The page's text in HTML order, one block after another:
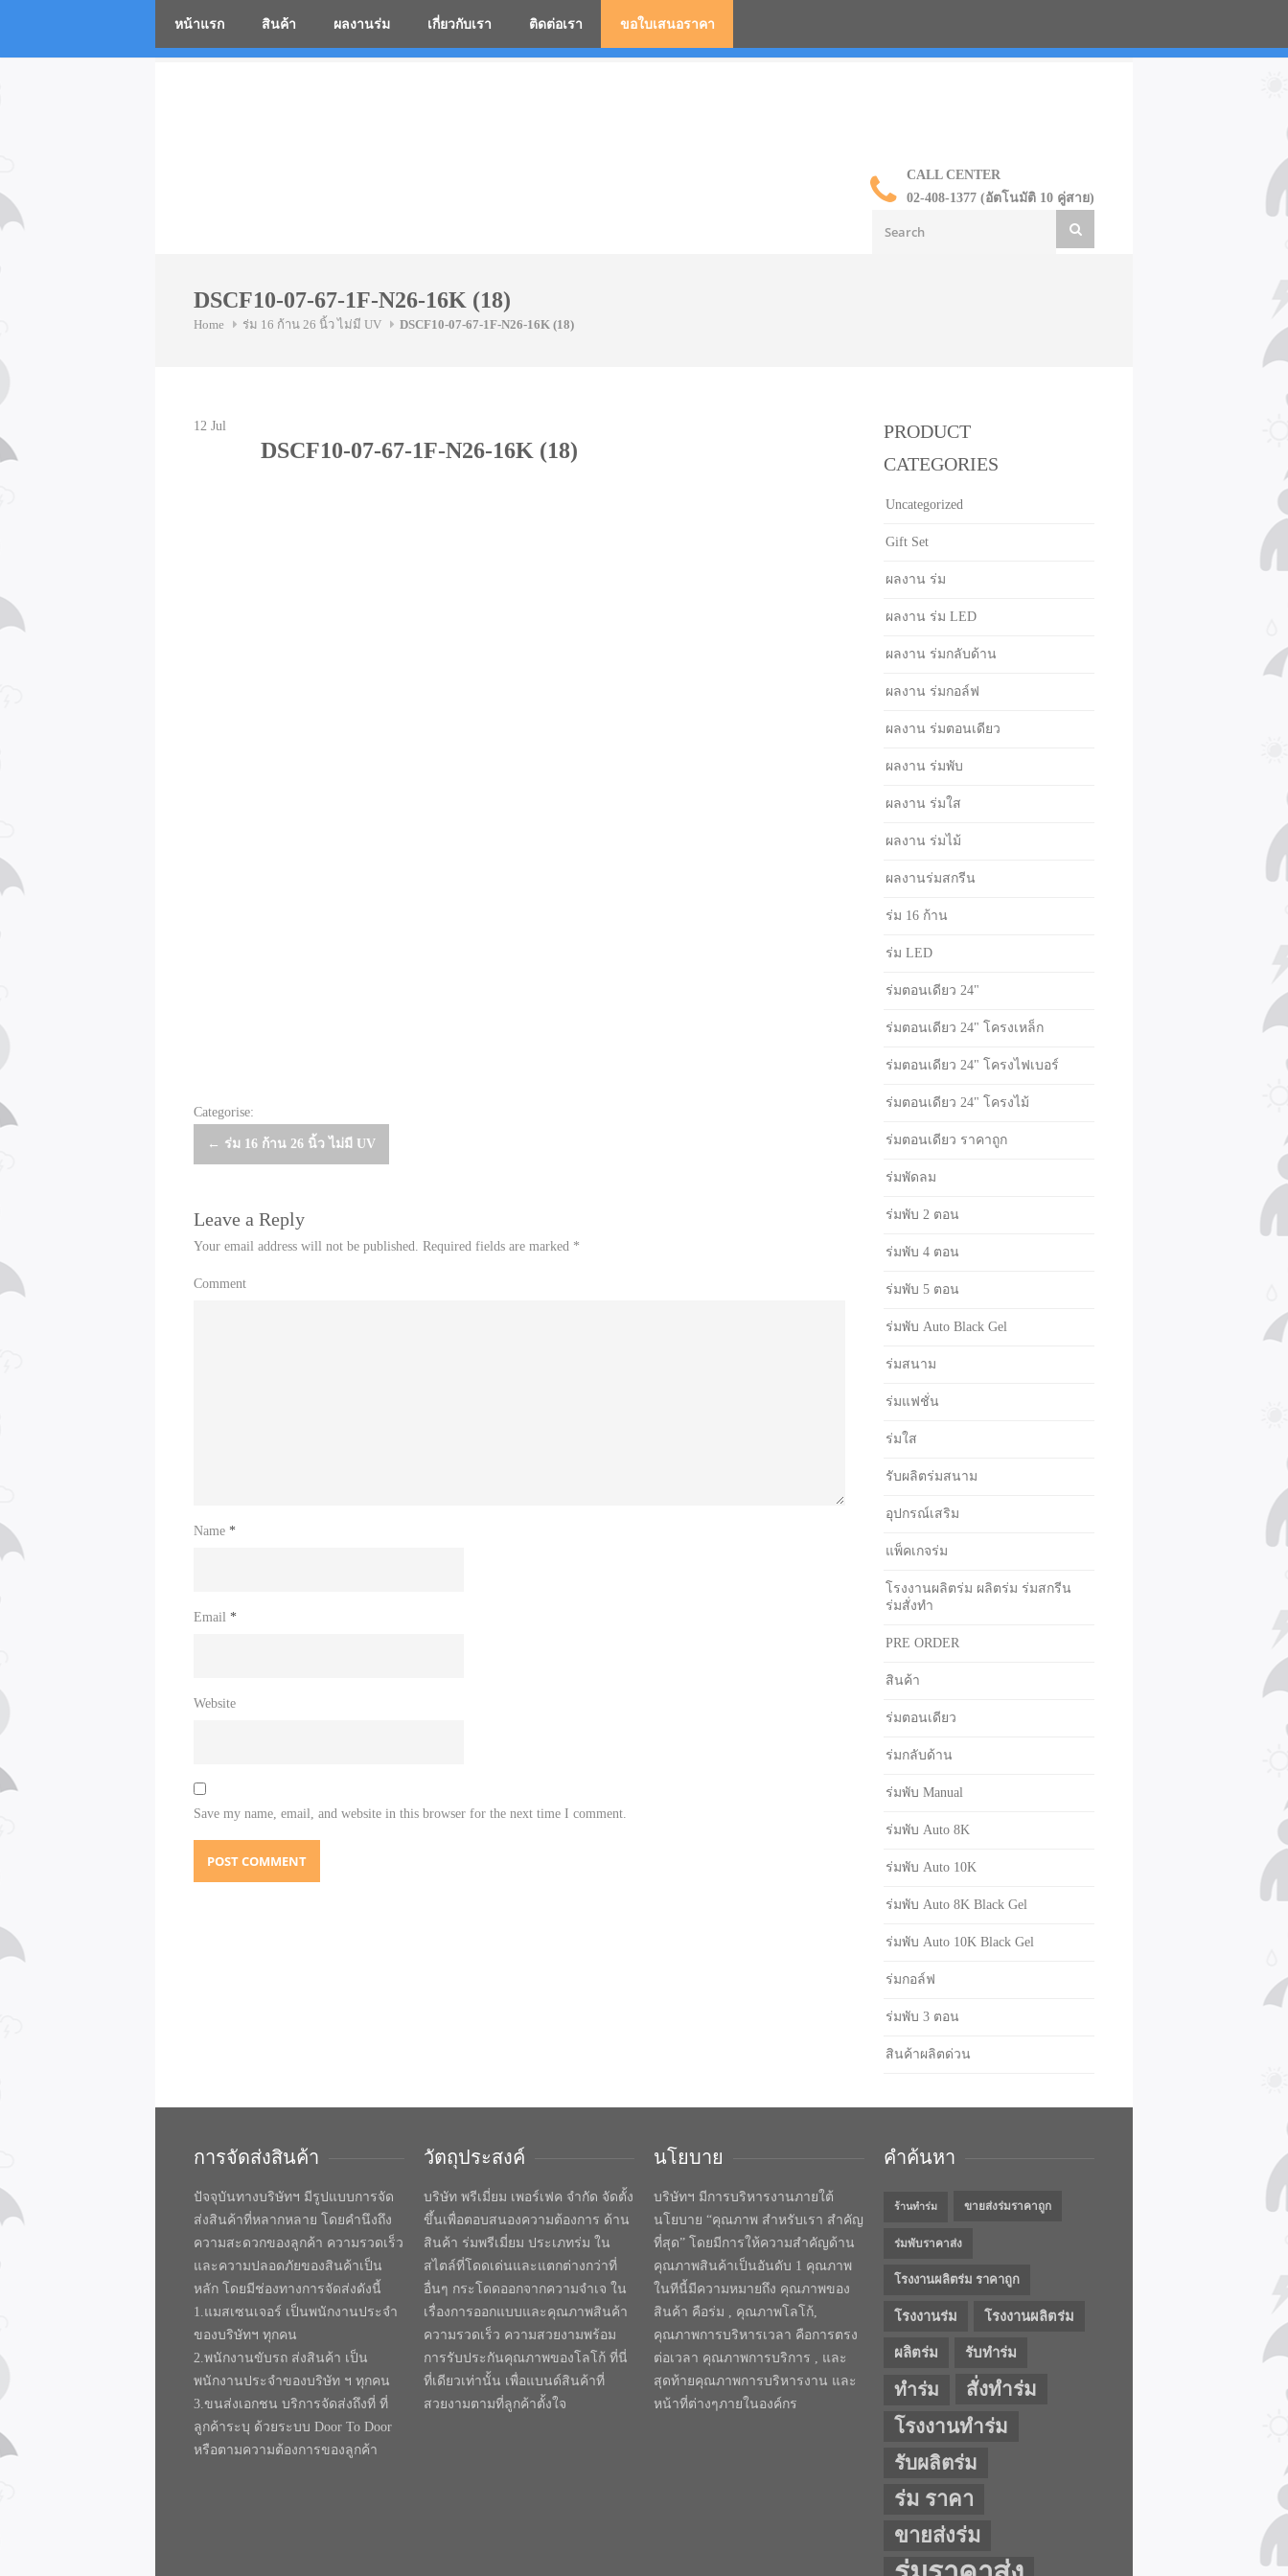
CALL CENTER
02-408-1377 (อัตโนมัติ 10 คู่สาย)
หน้าแรก สินค้า ผลงานร่ม เกี่ยวกับเรา ติดต่อเรา ขอใบเสนอราคา
DSCF10-07-67-1F-N26-16K (18)
Home ร่ม 16 ก้าน 26 นิ้ว ไม่มี UV DSCF10-07-67-1F-N26-16K (18)
12 Jul
DSCF10-07-67-1F-N26-16K (18)
Categorise:
Post
← ร่ม 16 ก้าน 26 นิ้ว ไม่มี UV
Leave a Reply
Your email address will not be published. Required fields are marked *
Comment
Name *
Email *
Website
Save my name, email, and website in this browser for the next time I comment.
PRODUCT
CATEGORIES
Uncategorized
Gift Set
ผลงาน ร่ม
ผลงาน ร่ม LED
ผลงาน ร่มกลับด้าน
ผลงาน ร่มกอล์ฟ
ผลงาน ร่มตอนเดียว
ผลงาน ร่มพับ
ผลงาน ร่มใส
ผลงาน ร่มไม้
ผลงานร่มสกรีน
ร่ม 16 ก้าน
ร่ม LED
ร่มตอนเดียว 24"
ร่มตอนเดียว 24" โครงเหล็ก
ร่มตอนเดียว 24" โครงไฟเบอร์
ร่มตอนเดียว 24" โครงไม้
ร่มตอนเดียว ราคาถูก
ร่มพัดลม
ร่มพับ 2 ตอน
ร่มพับ 4 ตอน
ร่มพับ 5 ตอน
ร่มพับ Auto Black Gel
ร่มสนาม
ร่มแฟชั่น
ร่มใส
รับผลิตร่มสนาม
อุปกรณ์เสริม
แพ็คเกจร่ม
โรงงานผลิตร่ม ผลิตร่ม ร่มสกรีน
ร่มสั่งทำ
PRE ORDER
สินค้า
ร่มตอนเดียว
ร่มกลับด้าน
ร่มพับ Manual
ร่มพับ Auto 8K
ร่มพับ Auto 10K
ร่มพับ Auto 8K Black Gel
ร่มพับ Auto 10K Black Gel
ร่มกอล์ฟ
ร่มพับ 3 ตอน
สินค้าผลิตด่วน
การจัดส่งสินค้า
ปัจจุบันทางบริษัทฯ มีรูปแบบการจัด
ส่งสินค้าที่หลากหลาย โดยคำนึงถึง
ความสะดวกของลูกค้า ความรวดเร็ว
และความปลอดภัยของสินค้าเป็น
หลัก โดยมีช่องทางการจัดส่งดังนี้
1.แมสเซนเจอร์ เป็นพนักงานประจำ
ของบริษัทฯ ทุกคน
2.พนักงานขับรถ ส่งสินค้า เป็น
พนักงานประจำของบริษัท ฯ ทุกคน
3.ขนส่งเอกชน บริการจัดส่งถึงที่ ที่
ลูกค้าระบุ ด้วยระบบ Door To Door
หรือตามความต้องการของลูกค้า
วัตถุประสงค์
บริษัท พรีเมี่ยม เพอร์เฟค จำกัด จัดตั้ง
ขึ้นเพื่อตอบสนองความต้องการ ด้าน
สินค้า ร่มพรีเมี่ยม ประเภทร่ม ใน
สไตล์ที่โดดเด่นและแตกต่างกว่าที่
อื่นๆ กระโดดออกจากความจำเจ ใน
เรื่องการออกแบบและคุณภาพสินค้า
ความรวดเร็ว ความสวยงามพร้อม
การรับประกันคุณภาพของโลโก้ ที่นี่
ที่เดียวเท่านั้น เพื่อแบนด์สินค้าที่
สวยงามตามที่ลูกค้าตั้งใจ
นโยบาย
บริษัทฯ มีการบริหารงานภายใต้
นโยบาย “คุณภาพ สำหรับเรา สำคัญ
ที่สุด” โดยมีการให้ความสำคัญด้าน
คุณภาพสินค้าเป็นอันดับ 1 คุณภาพ
ในทีนี้มีความหมายถึง คุณภาพของ
สินค้า คือร่ม , คุณภาพโลโก้,
คุณภาพการบริหารเวลา คือการตรง
ต่อเวลา คุณภาพการบริการ , และ
สุดท้ายคุณภาพการบริหารงาน และ
หน้าที่ต่างๆภายในองค์กร
คำค้นหา
ร้านทำร่ม ขายส่งร่มราคาถูก
ร่มพับราคาส่ง
โรงงานผลิตร่ม ราคาถูก
โรงงานร่ม โรงงานผลิตร่ม
ผลิตร่ม รับทำร่ม
ทำร่ม
สั่งทำร่ม
โรงงานทำร่ม
รับผลิตร่ม
ร่ม ราคา
ขายส่งร่ม
โรงงานร่มสกรีนโลโก้ ร่มพรีเมี่ยม ร่มตอนเดียว ร่มกอล์ฟ ร่มกลับด้าน ราคาส่ง